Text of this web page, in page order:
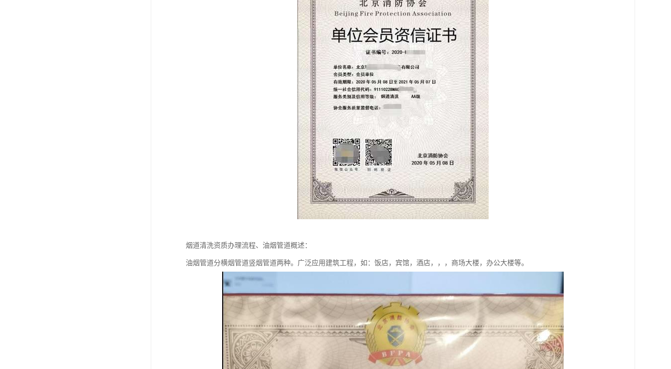
烟道清洗资质办理流程、油烟管道概述：
油烟管道分横烟管道竖烟管道两种。广泛应用建筑工程，如：饭店，宾馆，酒店，，，商场大楼，办公大楼等。